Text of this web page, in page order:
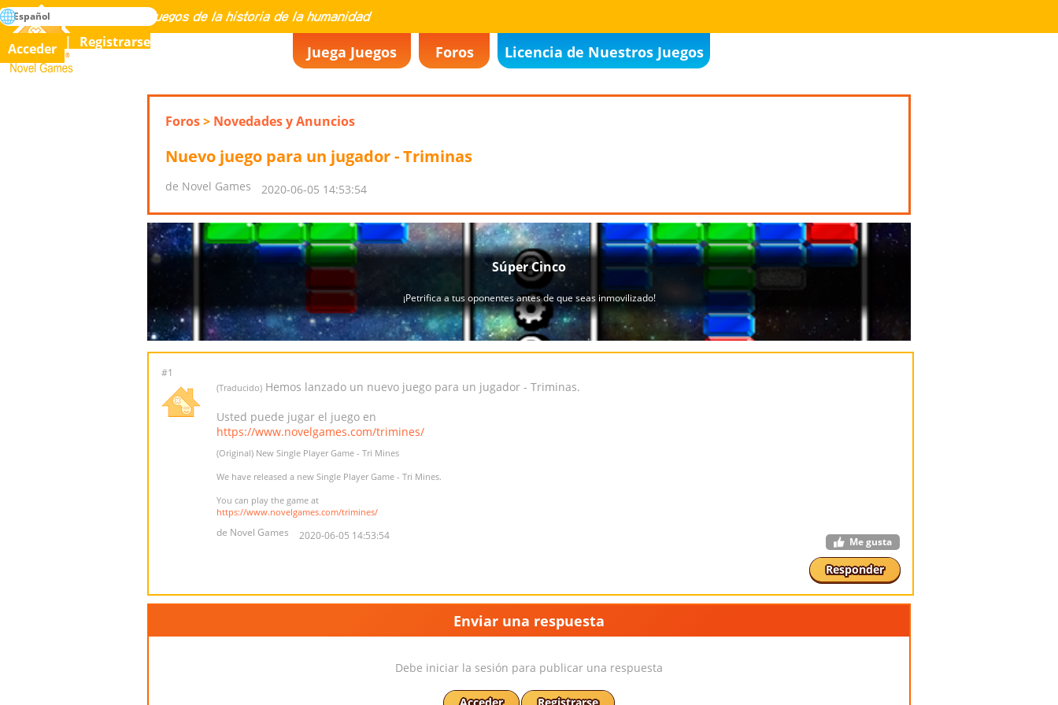
Novel Games
Maestría en todos los juegos de la historia de la humanidad
búsqueda
Juega Juegos Foros Licencia de Nuestros Juegos
Acceder Registrarse
Español
Foros> Novedades y Anuncios
Nuevo juego para un jugador - Triminas
de Novel Games 2020-06-05 14:53:54
#1
(Traducido) Hemos lanzado un nuevo juego para un jugador - Triminas.
Usted puede jugar el juego en
https://www.novelgames.com/trimines/
(Original) New Single Player Game - Tri Mines
We have released a new Single Player Game - Tri Mines.
You can play the game at
https://www.novelgames.com/trimines/
de Novel Games 2020-06-05 14:53:54 Me gusta
Responder
Enviar una respuesta
Debe iniciar la sesión para publicar una respuesta